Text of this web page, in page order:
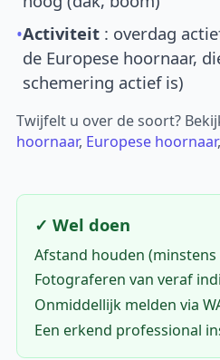
•Activiteit : overdag
de Europese hoornaar,
schemering actief is)
Twijfelt u over de soort?
hoornaar, Europese hoornaar
✓ Wel doen
Afstand houden (minstens
Fotograferen van veraf
Onmiddellijk melden via
Een erkend professional